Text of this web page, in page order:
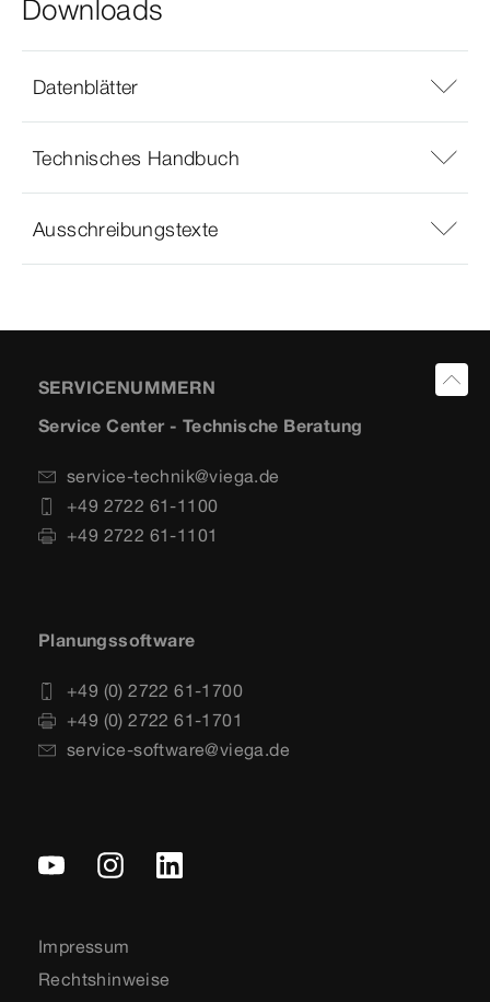
Downloads
Datenblätter
Technisches Handbuch
Ausschreibungstexte
SERVICENUMMERN
Service Center - Technische Beratung
service-technik@viega.de
+49 2722 61-1100
+49 2722 61-1101
Planungssoftware
+49 (0) 2722 61-1700
+49 (0) 2722 61-1701
service-software@viega.de
Impressum
Rechtshinweise